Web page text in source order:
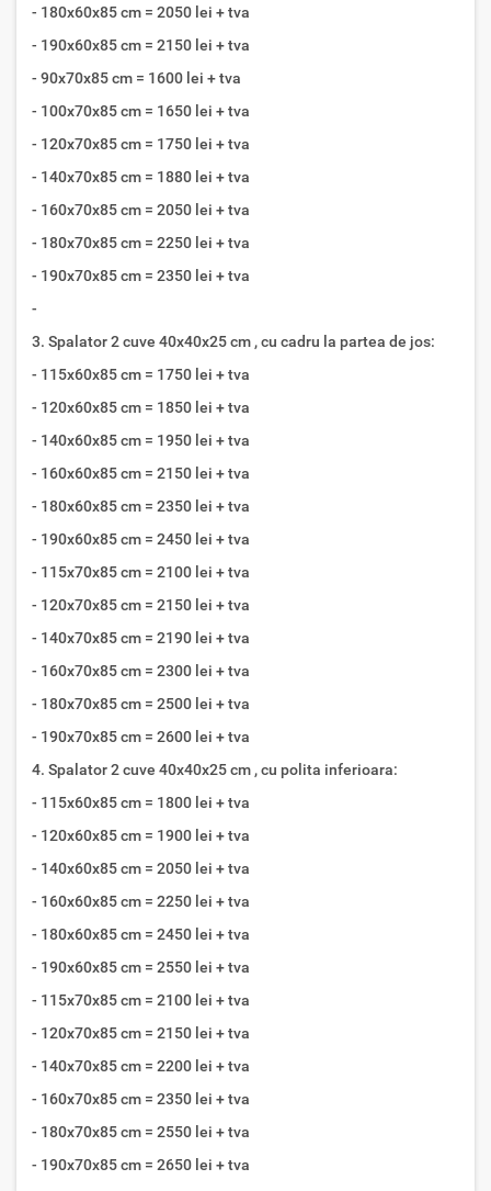
- 180x60x85 cm = 2050 lei + tva
- 190x60x85 cm = 2150 lei + tva
- 90x70x85 cm = 1600 lei + tva
- 100x70x85 cm = 1650 lei + tva
- 120x70x85 cm = 1750 lei + tva
- 140x70x85 cm = 1880 lei + tva
- 160x70x85 cm = 2050 lei + tva
- 180x70x85 cm = 2250 lei + tva
- 190x70x85 cm = 2350 lei + tva
-
3. Spalator 2 cuve 40x40x25 cm , cu cadru la partea de jos:
- 115x60x85 cm = 1750 lei + tva
- 120x60x85 cm = 1850 lei + tva
- 140x60x85 cm = 1950 lei + tva
- 160x60x85 cm = 2150 lei + tva
- 180x60x85 cm = 2350 lei + tva
- 190x60x85 cm = 2450 lei + tva
- 115x70x85 cm = 2100 lei + tva
- 120x70x85 cm = 2150 lei + tva
- 140x70x85 cm = 2190 lei + tva
- 160x70x85 cm = 2300 lei + tva
- 180x70x85 cm = 2500 lei + tva
- 190x70x85 cm = 2600 lei + tva
4. Spalator 2 cuve 40x40x25 cm , cu polita inferioara:
- 115x60x85 cm = 1800 lei + tva
- 120x60x85 cm = 1900 lei + tva
- 140x60x85 cm = 2050 lei + tva
- 160x60x85 cm = 2250 lei + tva
- 180x60x85 cm = 2450 lei + tva
- 190x60x85 cm = 2550 lei + tva
- 115x70x85 cm = 2100 lei + tva
- 120x70x85 cm = 2150 lei + tva
- 140x70x85 cm = 2200 lei + tva
- 160x70x85 cm = 2350 lei + tva
- 180x70x85 cm = 2550 lei + tva
- 190x70x85 cm = 2650 lei + tva